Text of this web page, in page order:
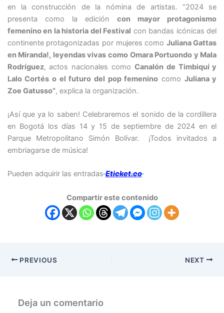
en la construcción de la nómina de artistas. “2024 se
presenta como la edicióncon mayor protagonismo
femenino en la historia del Festival con bandas icónicas del
continente protagonizadas por mujeres como Juliana Gattas
en Miranda!, leyendas vivas como Omara Portuondo y Mala
Rodríguez, actos nacionales como Canalón de Timbiquí y
Lalo Cortés o el futuro del pop femenino como Juliana y
Zoe Gatusso”, explica la organización.
¡Así que ya lo saben! Celebraremos el sonido de la cordillera
en Bogotá los días 14 y 15 de septiembre de 2024 en el
Parque Metropolitano Simón Bolívar. ¡Todos invitados a
embriagarse de música!
Pueden adquirir las entradas Eticket.co
Compartir este contenido
PREVIOUS NEXT
Deja un comentario